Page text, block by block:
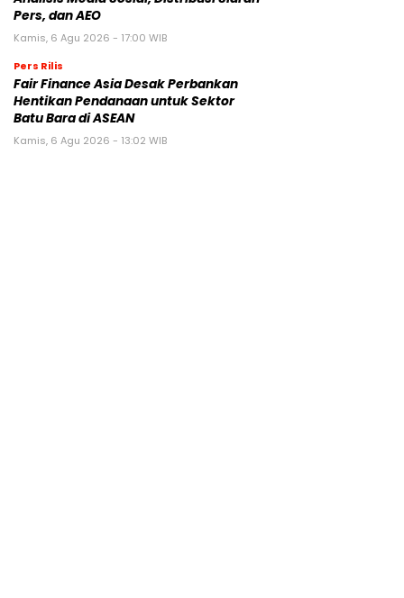
Pers, dan AEO
Kamis, 6 Agu 2026 - 17:00 WIB
Pers Rilis
Fair Finance Asia Desak Perbankan
Hentikan Pendanaan untuk Sektor
Batu Bara di ASEAN
Kamis, 6 Agu 2026 - 13:02 WIB